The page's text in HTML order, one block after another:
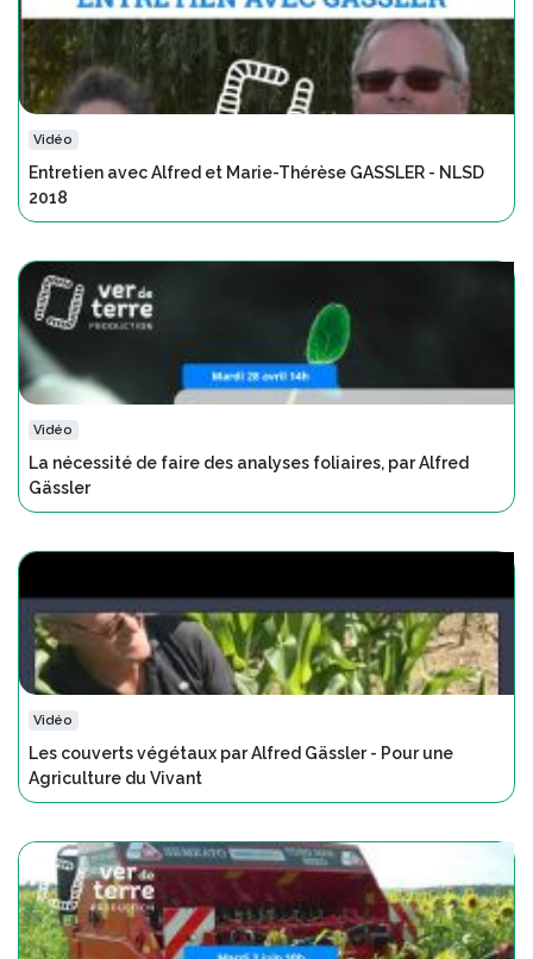
Vidéo
Entretien avec Alfred et Marie-Thérèse GASSLER - NLSD
2018
Vidéo
La nécessité de faire des analyses foliaires, par Alfred
Gässler
Vidéo
Les couverts végétaux par Alfred Gässler - Pour une
Agriculture du Vivant